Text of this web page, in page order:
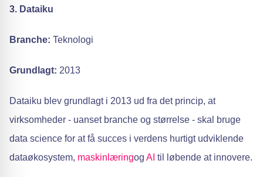
3. Dataiku
Branche: Teknologi
Grundlagt: 2013
Dataiku blev grundlagt i 2013 ud fra det princip, at
virksomheder - uanset branche og størrelse - skal bruge
data science for at få succes i verdens hurtigt udviklende
dataøkosystem, maskinlæringog AI til løbende at innovere.